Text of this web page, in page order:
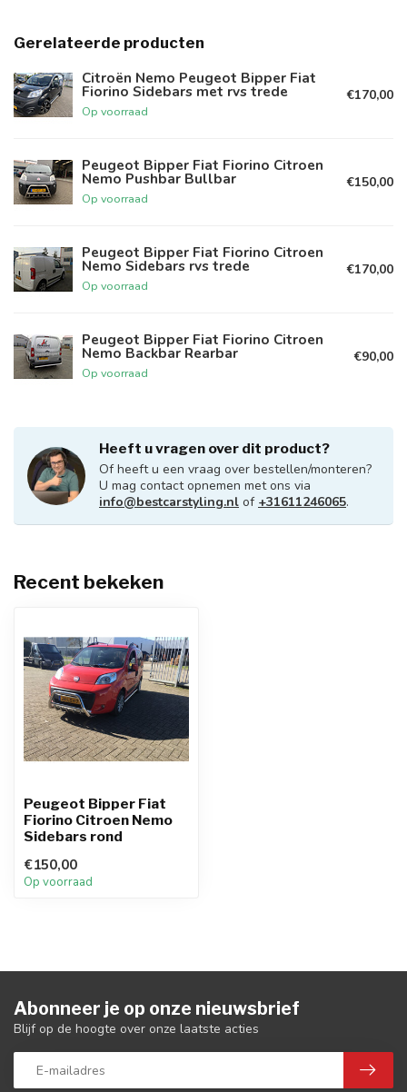
Gerelateerde producten
Citroën Nemo Peugeot Bipper Fiat
Fiorino Sidebars met rvs trede
Op voorraad
€170,00
Peugeot Bipper Fiat Fiorino Citroen
Nemo Pushbar Bullbar
Op voorraad
€150,00
Peugeot Bipper Fiat Fiorino Citroen
Nemo Sidebars rvs trede
Op voorraad
€170,00
Peugeot Bipper Fiat Fiorino Citroen
Nemo Backbar Rearbar
Op voorraad
€90,00
Heeft u vragen over dit product?
Of heeft u een vraag over bestellen/monteren?
U mag contact opnemen met ons via
info@bestcarstyling.nl of +31611246065.
Recent bekeken
Peugeot Bipper Fiat
Fiorino Citroen Nemo
Sidebars rond
€150,00
Op voorraad
Abonneer je op onze nieuwsbrief
Blijf op de hoogte over onze laatste acties